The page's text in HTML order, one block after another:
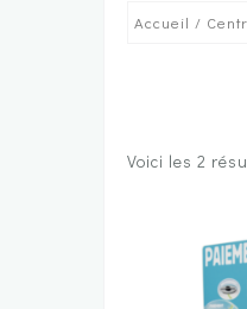
Accueil /
Voici les 2